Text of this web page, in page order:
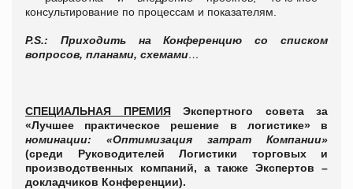
консультирование по процессам и показателям.
P.S.: Приходить на Конференцию со списком
вопросов, планами, схемами…
СПЕЦИАЛЬНАЯ ПРЕМИЯ
Экспертного совета за
«Лучшее практическое решение в логистике»в
номинации: «Оптимизация затрат Компании»
(среди Руководителей Логистики торговых и
производственных компаний, а также Экспертов –
докладчиков Конференции).